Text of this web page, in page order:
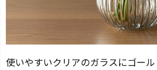
使いやすいクリアのガラスにゴー